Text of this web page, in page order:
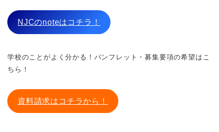
NJCのnoteはコチラ！
学校のことがよく分かる！パンフレット・募集要項の希望はこ
ちら！
資料請求はコチラから！